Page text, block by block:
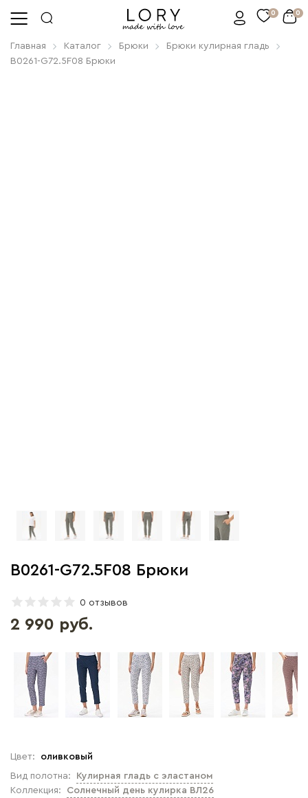
0 0
Главная Каталог Брюки
Брюки кулирная гладь
B0261-G72.5F08 Брюки
B0261-G72.5F08 Брюки
0 отзывов
Коллекция: Солнечный день кулирка ВЛ26
Вид полотна: Кулирная гладь с эластаном
Цвет: оливковый
2 990 руб.